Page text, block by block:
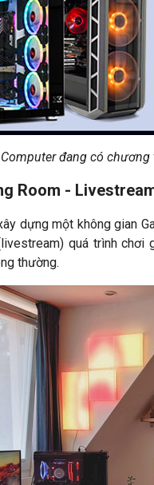
đang có
Room -
dựng một không gian
quá trình
thường.